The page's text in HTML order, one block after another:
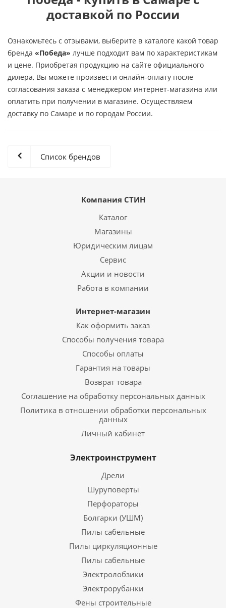
доставкой по России
Ознакомьтесь с отзывами, выберите в каталоге какой товар
бренда «Победа» лучше подходит вам по характеристикам
и цене. Приобретая продукцию на сайте официального
дилера, Вы можете произвести онлайн-оплату после
согласования заказа с менеджером интернет-магазина или
оплатить при получении в магазине. Осуществляем
доставку по Самаре и по городам России.
Список брендов
Компания СТИН
Каталог
Магазины
Юридическим лицам
Сервис
Акции и новости
Работа в компании
Интернет-магазин
Как оформить заказ
Способы получения товара
Способы оплаты
Гарантия на товары
Возврат товара
Соглашение на обработку персональных данных
Политика в отношении обработки персональных
данных
Личный кабинет
Электроинструмент
Дрели
Шуруповерты
Перфораторы
Болгарки (УШМ)
Пилы сабельные
Пилы циркуляционные
Пилы сабельные
Электролобзики
Электрорубанки
Фены строительные